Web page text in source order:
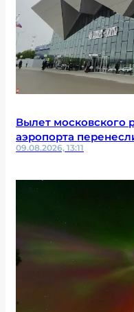
Вылет московского
аэропорта
09.08.2026, 13:11